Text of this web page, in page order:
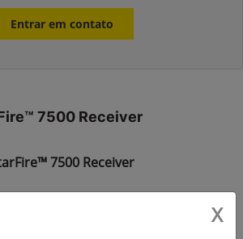
Entrar em contato
7500 Receiver
7500 Receiver
X